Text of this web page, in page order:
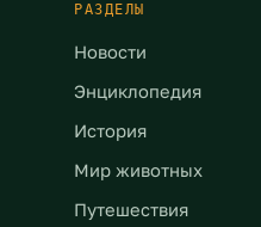
РАЗДЕЛЫ
Новости
Энциклопедия
История
Мир животных
Путешествия